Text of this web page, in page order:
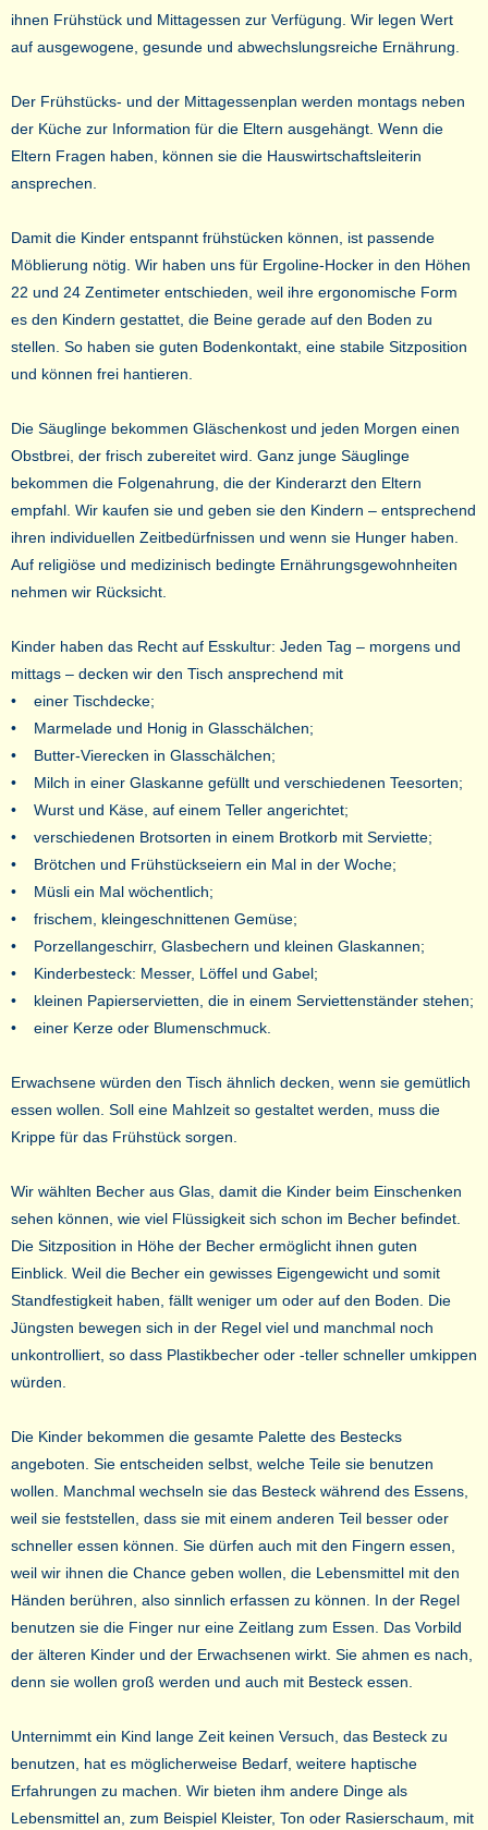
ihnen Frühstück und Mittagessen zur Verfügung. Wir legen Wert
auf ausgewogene, gesunde und abwechslungsreiche Ernährung.
Der Frühstücks- und der Mittagessenplan werden montags neben
der Küche zur Information für die Eltern ausgehängt. Wenn die
Eltern Fragen haben, können sie die Hauswirtschaftsleiterin
ansprechen.
Damit die Kinder entspannt frühstücken können, ist passende
Möblierung nötig. Wir haben uns für Ergoline-Hocker in den Höhen
22 und 24 Zentimeter entschieden, weil ihre ergonomische Form
es den Kindern gestattet, die Beine gerade auf den Boden zu
stellen. So haben sie guten Bodenkontakt, eine stabile Sitzposition
und können frei hantieren.
Die Säuglinge bekommen Gläschenkost und jeden Morgen einen
Obstbrei, der frisch zubereitet wird. Ganz junge Säuglinge
bekommen die Folgenahrung, die der Kinderarzt den Eltern
empfahl. Wir kaufen sie und geben sie den Kindern – entsprechend
ihren individuellen Zeitbedürfnissen und wenn sie Hunger haben.
Auf religiöse und medizinisch bedingte Ernährungsgewohnheiten
nehmen wir Rücksicht.
Kinder haben das Recht auf Esskultur: Jeden Tag – morgens und
mittags – decken wir den Tisch ansprechend mit
• einer Tischdecke;
• Marmelade und Honig in Glasschälchen;
• Butter-Vierecken in Glasschälchen;
• Milch in einer Glaskanne gefüllt und verschiedenen Teesorten;
• Wurst und Käse, auf einem Teller angerichtet;
• verschiedenen Brotsorten in einem Brotkorb mit Serviette;
• Brötchen und Frühstückseiern ein Mal in der Woche;
• Müsli ein Mal wöchentlich;
• frischem, kleingeschnittenen Gemüse;
• Porzellangeschirr, Glasbechern und kleinen Glaskannen;
• Kinderbesteck: Messer, Löffel und Gabel;
• kleinen Papierservietten, die in einem Serviettenständer stehen;
• einer Kerze oder Blumenschmuck.
Erwachsene würden den Tisch ähnlich decken, wenn sie gemütlich
essen wollen. Soll eine Mahlzeit so gestaltet werden, muss die
Krippe für das Frühstück sorgen.
Wir wählten Becher aus Glas, damit die Kinder beim Einschenken
sehen können, wie viel Flüssigkeit sich schon im Becher befindet.
Die Sitzposition in Höhe der Becher ermöglicht ihnen guten
Einblick. Weil die Becher ein gewisses Eigengewicht und somit
Standfestigkeit haben, fällt weniger um oder auf den Boden. Die
Jüngsten bewegen sich in der Regel viel und manchmal noch
unkontrolliert, so dass Plastikbecher oder -teller schneller umkippen
würden.
Die Kinder bekommen die gesamte Palette des Bestecks
angeboten. Sie entscheiden selbst, welche Teile sie benutzen
wollen. Manchmal wechseln sie das Besteck während des Essens,
weil sie feststellen, dass sie mit einem anderen Teil besser oder
schneller essen können. Sie dürfen auch mit den Fingern essen,
weil wir ihnen die Chance geben wollen, die Lebensmittel mit den
Händen berühren, also sinnlich erfassen zu können. In der Regel
benutzen sie die Finger nur eine Zeitlang zum Essen. Das Vorbild
der älteren Kinder und der Erwachsenen wirkt. Sie ahmen es nach,
denn sie wollen groß werden und auch mit Besteck essen.
Unternimmt ein Kind lange Zeit keinen Versuch, das Besteck zu
benutzen, hat es möglicherweise Bedarf, weitere haptische
Erfahrungen zu machen. Wir bieten ihm andere Dinge als
Lebensmittel an, zum Beispiel Kleister, Ton oder Rasierschaum, mit